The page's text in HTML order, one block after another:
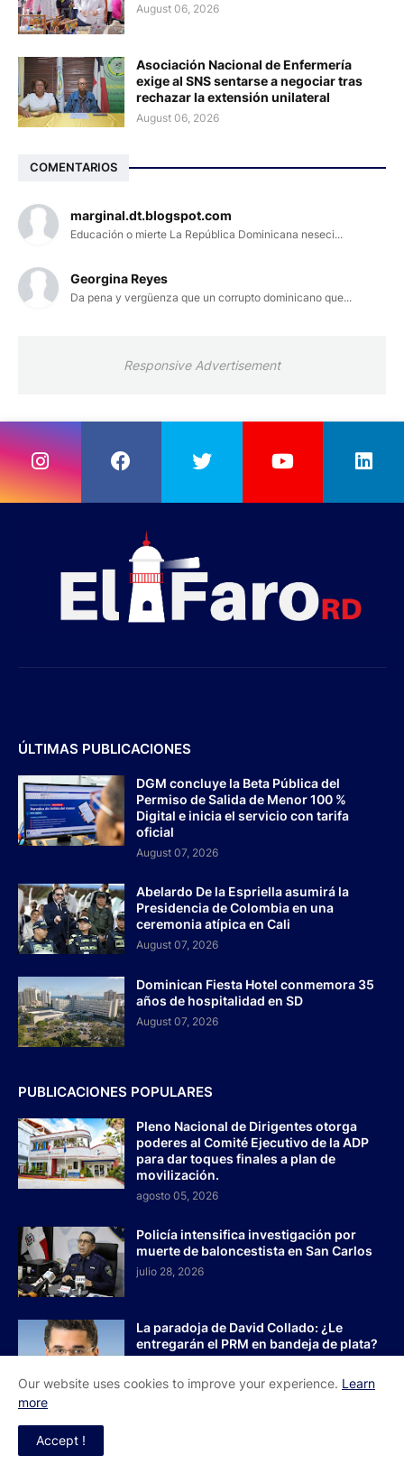
August 06, 2026
Asociación Nacional de Enfermería
exige al SNS sentarse a negociar tras
rechazar la extensión unilateral
August 06, 2026
COMENTARIOS
marginal.dt.blogspot.com
Educación o mierte La República Dominicana neseci...
Georgina Reyes
Da pena y vergüenza que un corrupto dominicano que...
Responsive Advertisement
ÚLTIMAS PUBLICACIONES
DGM concluye la Beta Pública del
Permiso de Salida de Menor 100 %
Digital e inicia el servicio con tarifa
oficial
August 07, 2026
Abelardo De la Espriella asumirá la
Presidencia de Colombia en una
ceremonia atípica en Cali
August 07, 2026
Dominican Fiesta Hotel conmemora 35
años de hospitalidad en SD
August 07, 2026
PUBLICACIONES POPULARES
Pleno Nacional de Dirigentes otorga
poderes al Comité Ejecutivo de la ADP
para dar toques finales a plan de
movilización.
agosto 05, 2026
Policía intensifica investigación por
muerte de baloncestista en San Carlos
julio 28, 2026
La paradoja de David Collado: ¿Le
entregarán el PRM en bandeja de plata?
Our website uses cookies to improve your experience. Learn
more
Accept !